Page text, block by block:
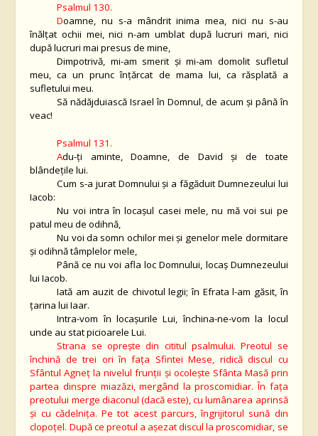
Psalmul 130.
Doamne, nu s-a mândrit inima mea, nici nu s-au
înălţat ochii mei, nici n-am umblat după lucruri mari, nici
după lucruri mai presus de mine,
Dimpotrivă, mi-am smerit şi mi-am domolit sufletul
meu, ca un prunc înţărcat de mama lui, ca răsplată a
sufletului meu.
Să nădăjduiască Israel în Domnul, de acum şi până în
veac!
Psalmul 131.
Adu-ţi aminte, Doamne, de David şi de toate
blândeţile lui.
Cum s-a jurat Domnului şi a făgăduit Dumnezeului lui
Iacob:
Nu voi intra în locaşul casei mele, nu mă voi sui pe
patul meu de odihnă,
Nu voi da somn ochilor mei şi genelor mele dormitare
şi odihnă tâmplelor mele,
Până ce nu voi afla loc Domnului, locaş Dumnezeului
lui Iacob.
Iată am auzit de chivotul legii; în Efrata l-am găsit, în
ţarina lui Iaar.
Intra-vom în locaşurile Lui, închina-ne-vom la locul
unde au stat picioarele Lui.
Strana se opreşte din cititul psalmului. Preotul se
închină de trei ori în faţa Sfintei Mese, ridică discul cu
Sfântul Agneţ la nivelul frunţii şi ocoleşte Sfânta Masă prin
partea dinspre miazăzi, mergând la proscomidiar. În faţa
preotului merge diaconul (dacă este), cu lumânarea aprinsă
şi cu cădelniţa. Pe tot acest parcurs, îngrijitorul sună din
clopoţel. După ce preotul a aşezat discul la proscomidiar, se